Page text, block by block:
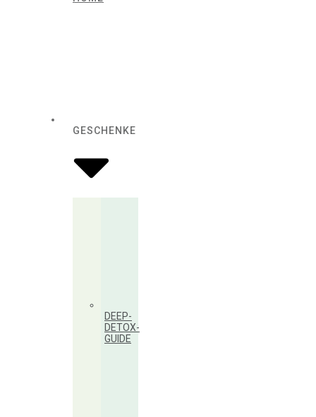
GESCHENKE
DEEP-
DETOX-
GUIDE